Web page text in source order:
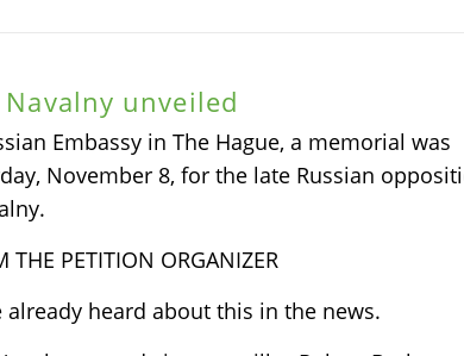
unveiled
Embassy in The Hague, a memorial was
November 8, for the late Russian
THE PETITION ORGANIZER
already heard about this in the news.